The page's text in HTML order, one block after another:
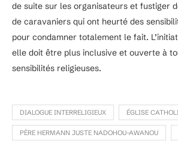
de suite sur les organisateurs et fustiger
de caravaniers qui ont heurté des
pour condamner totalement le fait.
elle doit être plus inclusive et ouverte à
sensibilités religieuses.
DIALOGUE INTERRELIGIEUX ÉGLISE
PÈRE HERMANN JUSTE NADOHOU-AWANOU